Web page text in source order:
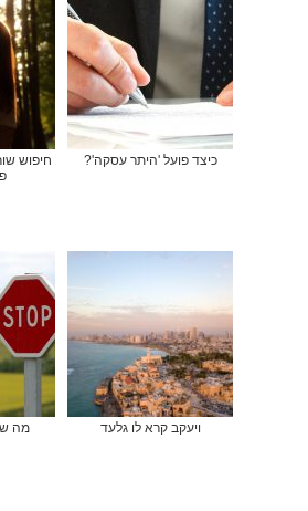
כיצד פועל 'היתר עסקה'?
חיפוש
ויעקב קרא לו גלעד מה